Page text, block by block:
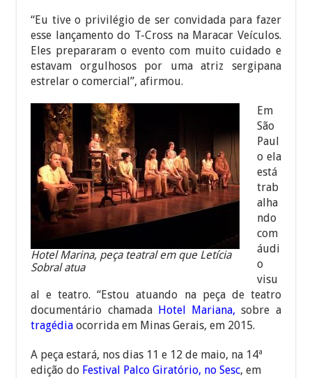
“Eu tive o privilégio de ser convidada para fazer
esse lançamento do T-Cross na Maracar Veículos.
Eles prepararam o evento com muito cuidado e
estavam orgulhosos por uma atriz sergipana
estrelar o comercial”, afirmou.
Hotel Marina, peça teatral em que Letícia
Sobral atua
Em
São
Paul
o ela
está
trab
alha
ndo
com
áudi
o
visu
al e teatro. “Estou atuando na peça de teatro
documentário chamada Hotel Mariana, sobre a
tragédia ocorrida em Minas Gerais, em 2015.
A peça estará, nos dias 11 e 12 de maio, na 14ª
edição do Festival Palco Giratório, no Sesc, em